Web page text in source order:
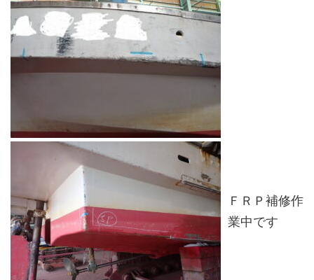
ＦＲＰ補修作
業中です